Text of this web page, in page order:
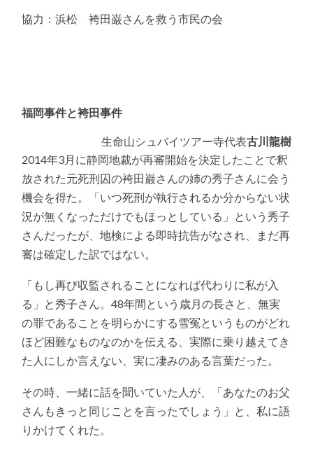
協力：浜松 袴田巌さんを救う市民の会
福岡事件と袴田事件
生命山シュバイツアー寺代表古川龍樹
2014年3月に静岡地裁が再審開始を決定したことで釈
放された元死刑囚の袴田巌さんの姉の秀子さんに会う
機会を得た。「いつ死刑が執行されるか分からない状
況が無くなっただけでもほっとしている」という秀子
さんだったが、地検による即時抗告がなされ、まだ再
審は確定した訳ではない。
「もし再び収監されることになれば代わりに私が入
る」と秀子さん。48年間という歳月の長さと、無実
の罪であることを明らかにする雪冤というものがどれ
ほど困難なものなのかを伝える、実際に乗り越えてき
た人にしか言えない、実に凄みのある言葉だった。
その時、一緒に話を聞いていた人が、「あなたのお父
さんもきっと同じことを言ったでしょう」と、私に語
りかけてくれた。